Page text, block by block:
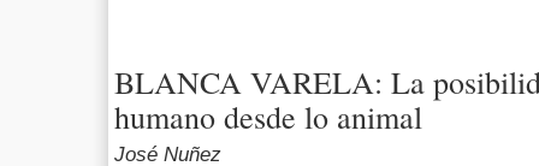
BLANCA VARELA: La
humano desde lo animal
José Nuñez